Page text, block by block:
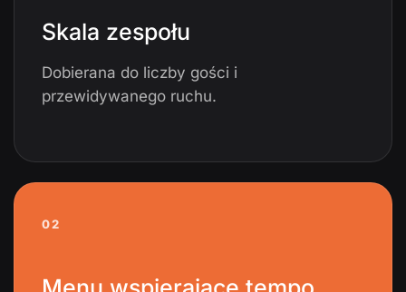
Skala zespołu
Dobierana do liczby gości i
przewidywanego ruchu.
02